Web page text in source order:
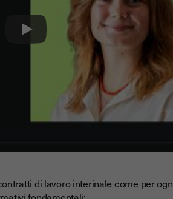
Play
di lavoro interinale come per